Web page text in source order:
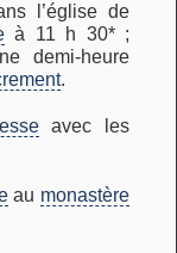
l’église de
à 11 h 30* ;
demi-heure
.
avec les
au monastère